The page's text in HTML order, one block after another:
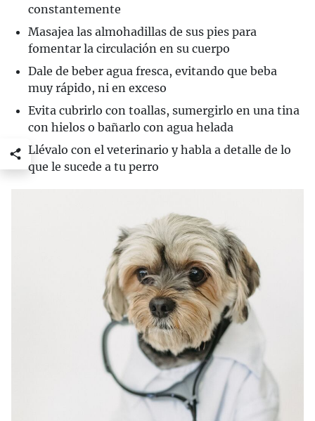
constantemente
Masajea las almohadillas de sus pies para
fomentar la circulación en su cuerpo
Dale de beber agua fresca, evitando que beba
muy rápido, ni en exceso
Evita cubrirlo con toallas, sumergirlo en una tina
con hielos o bañarlo con agua helada
Llévalo con el veterinario y habla a detalle de lo
que le sucede a tu perro